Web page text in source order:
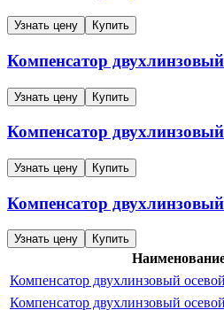
Узнать цену Купить
Компенсатор
Узнать цену Купить
Компенсатор
Узнать цену Купить
Компенсатор
Узнать цену Купить
Компенсатор двухлинзовый
Компенсатор двухлинзовый